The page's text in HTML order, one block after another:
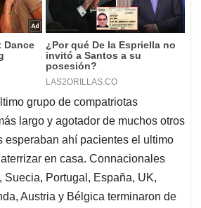
grupo de compatriotas
largo y agotador de muchos otros
esperaban ahí pacientes el ultimo
en casa. Connacionales
Suecia, Portugal, España, UK,
Austria y Bélgica terminaron de